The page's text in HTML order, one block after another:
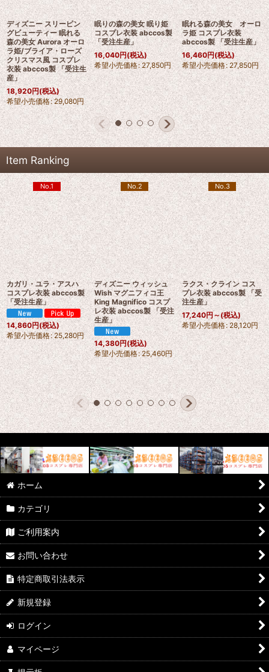
ディズニー スリーピン
グビューティー 眠れる
森の美女 Aurora オーロ
ラ姫/ブライア・ローズ
クリスマス風 コスプレ
衣装 abccos製 「受注生
産」
18,920円(税込)
希望小売価格: 29,080円
眠りの森の美女 眠り姫
コスプレ衣装 abccos製
「受注生産」
16,040円(税込)
希望小売価格: 27,850円
眠れる森の美女 オーロ
ラ姫 コスプレ衣装
abccos製 「受注生産」
16,460円(税込)
希望小売価格: 27,850円
Item Ranking
No.1
カガリ・ユラ・アスハ
コスプレ衣装 abccos製
「受注生産」
14,860円(税込)
希望小売価格: 25,280円
No.2
ディズニー ウィッシュ
Wish マグニフィコ王
King Magnifico コスプ
レ衣装 abccos製 「受注
生産」
14,380円(税込)
希望小売価格: 25,460円
No.3
ラクス・クライン コス
プレ衣装 abccos製 「受
注生産」
17,240円～(税込)
希望小売価格: 28,120円
ホーム
カテゴリ
ご利用案内
お問い合わせ
特定商取引法表示
新規登録
ログイン
マイページ